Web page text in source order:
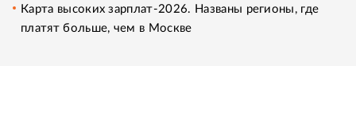
Карта высоких зарплат-2026. Названы регионы, где
платят больше, чем в Москве